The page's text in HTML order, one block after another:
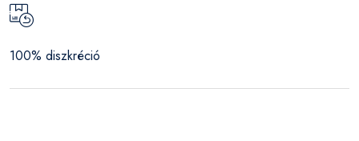
100% diszkréció